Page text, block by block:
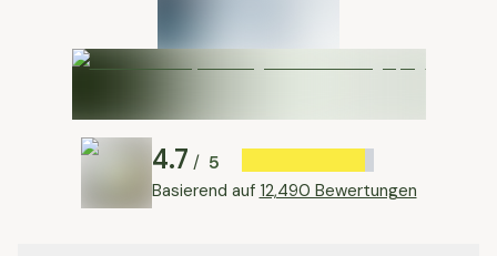
4.7 / 5
Basierend auf 12,490 Bewertungen